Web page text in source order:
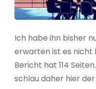
Ich habe ihn bisher
erwarten ist es nicht
Bericht hat 114
schlau daher hier der